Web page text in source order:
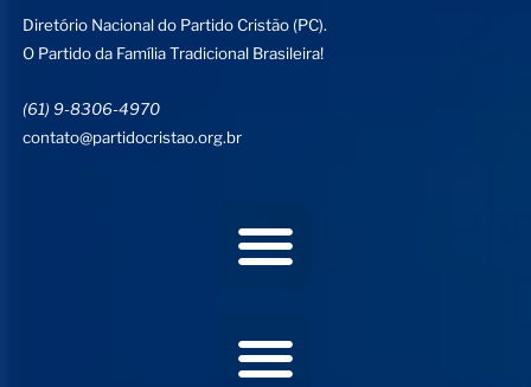
Diretório Nacional do Partido Cristão (PC).
O Partido da Família Tradicional Brasileira!
(61) 9-8306-4970
contato@partidocristao.org.br